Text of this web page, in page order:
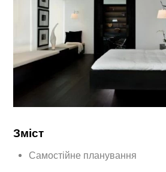
Зміст
Самостійне планування